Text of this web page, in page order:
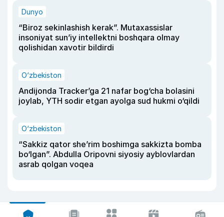
Dunyo
“Biroz sekinlashish kerak”. Mutaxassislar
insoniyat sun’iy intellektni boshqara olmay
qolishidan xavotir bildirdi
O‘zbekiston
Andijonda Tracker’ga 21 nafar bog‘cha bolasini
joylab, YTH sodir etgan ayolga sud hukmi o‘qildi
O‘zbekiston
“Sakkiz qator she’rim boshimga sakkizta bomba
bo‘lgan”. Abdulla Oripovni siyosiy ayblovlardan
asrab qolgan voqea